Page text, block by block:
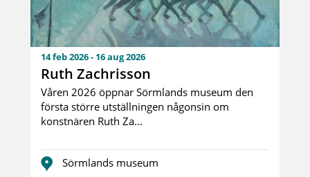
14 feb 2026 - 16 aug 2026
Ruth Zachrisson
Våren 2026 öppnar Sörmlands museum den
första större utställningen någonsin om
konstnären Ruth Za...
Sörmlands museum